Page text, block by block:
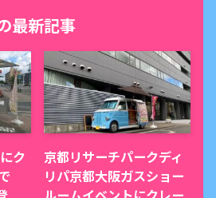
最新記事
ク
京都リサーチパークディ
リパ京都大阪ガスショー